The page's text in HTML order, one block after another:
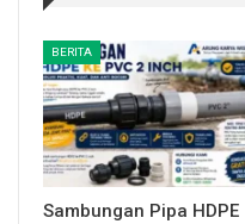
BERITA
Sambungan Pipa HDPE